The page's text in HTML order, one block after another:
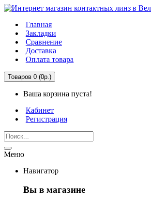
Главная
Закладки
Сравнение
Доставка
Оплата товара
Товаров 0 (0р.)
Ваша корзина пуста!
Кабинет
Регистрация
Меню
Навигатор
Вы в магазине